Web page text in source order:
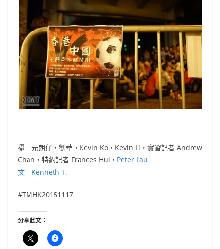
攝：元朗仔，劉華，Kevin Ko，Kevin Li，實習記者 Andrew
Chan，特約記者 Frances Hui， Peter Lau
文：Kenneth T.
#TMHK20151117
分享此文：